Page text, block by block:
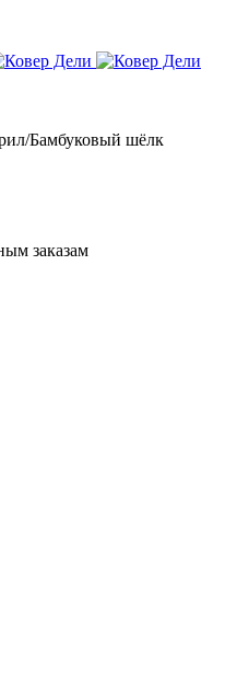
Бамбуковый шёлк
заказам